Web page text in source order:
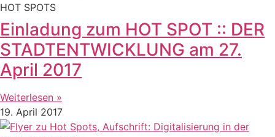
HOT SPOTS
Einladung zum HOT SPOT :: DER
STADTENTWICKLUNG am 27.
April 2017
Weiterlesen »
19. April 2017